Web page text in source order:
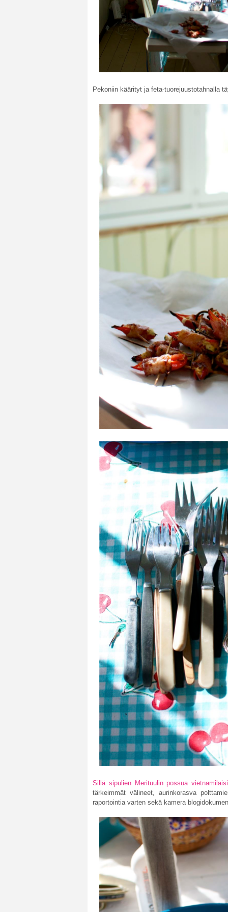
Pekoniin käärityt ja feta-tuorejuustotahnalla
Sillä sipulien Merituulin possua
tärkeimmät välineet, aurinkorasva
raportointia varten sekä kamera